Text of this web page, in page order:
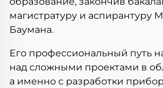
магистратуру и аспирантуру
Баумана.
Его профессиональный путь
над сложными проектами в
а именно с разработки